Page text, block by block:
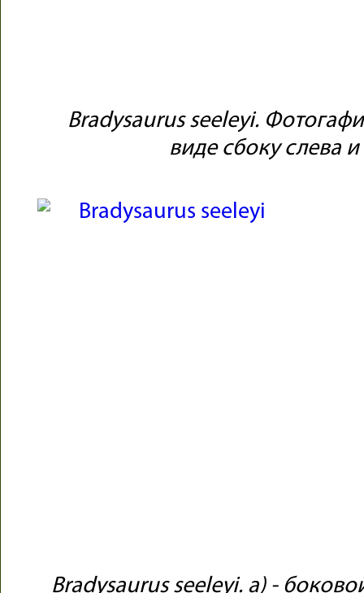
Bradysaurus seeleyi.
виде сбоку слева
Bradysaurus seeleyi. a) -